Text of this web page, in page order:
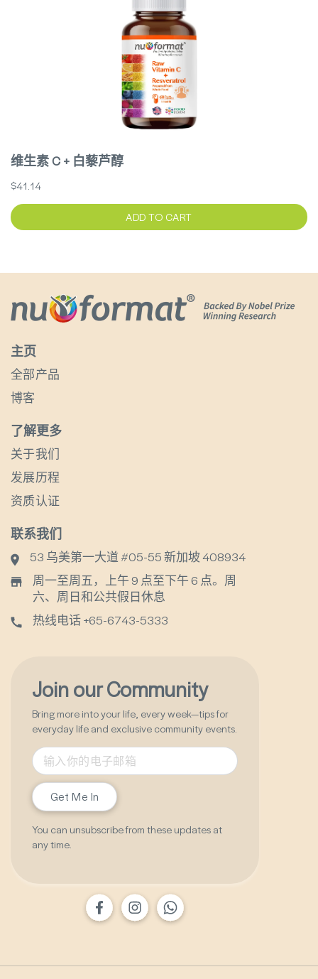
维生素 C + 白藜芦醇
$41.14
ADD TO CART
主页
全部产品
博客
了解更多
关于我们
发展历程
资质认证
联系我们
53 乌美第一大道 #05-55 新加坡 408934
周一至周五，上午 9 点至下午 6 点。周
六、周日和公共假日休息
热线电话 +65-6743-5333
Join our Community
Bring more into your life, every week—tips for
everyday life and exclusive community events.
Get Me In
You can unsubscribe from these updates at
any time.